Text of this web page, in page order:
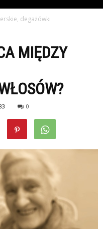
degażówki
MIĘDZY
0